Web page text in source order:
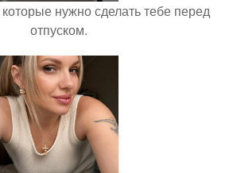
нужно сделать тебе перед
отпуском.